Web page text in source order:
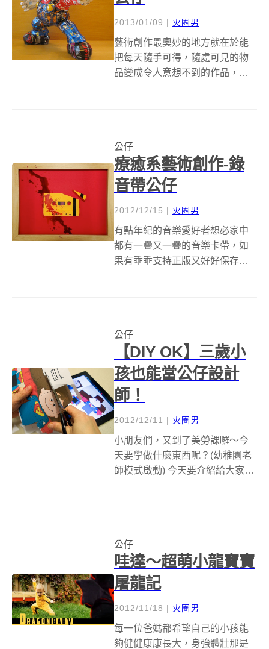
2013/01/09 | 火圈男
藝術創作最奧妙的地方就在於能
把每天隨手可得，隨處可見的物
品變成令人意想不到的作品，像
讚嘆啊！ 不管是可愛的電玩角色
瑪莉歐和...
公仔
療癒系藝術創作-錄
音帶公仔
2012/12/15 | 火圈男
有點年紀的音樂愛好者想必家中
都有一疊又一疊的音樂卡帶，如
果有乖乖支持正版又好好保存，
次就壞了，這些不環保的塑膠卡
帶除了堆在家中角落...
公仔
【DIY OK】三歲小
孩也能當公仔設計
師！
2012/12/11 | 火圈男
小朋友們，又到了美勞課囉～今
天要學做什麼東西呢？(幼稚園老
師模式啟動) 今天要介紹給大家一
動手玩創意的精神當然不只是把
紙板剪下黏起...
公仔
哇達～超萌小龍寶寶
屠龍記
2012/11/18 | 火圈男
每一位爸媽都希望自己的小孩能
夠健健康康長大，身強體壯那是